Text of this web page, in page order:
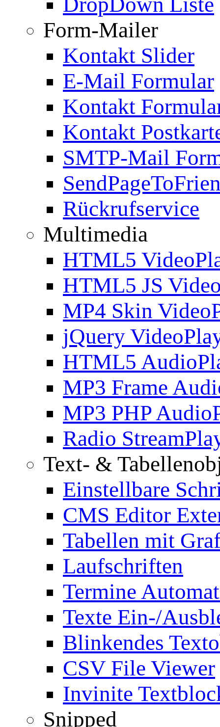
Form-Mailer
Kontakt Slider
E-Mail Formular
Kontakt
Kontakt
SMTP-Mail
Rückrufservice
Multimedia
HTML5
HTML5 JS
MP4 Skin
jQuery
HTML5
MP3 Frame
MP3 PHP
Radio
Text- &
Einstellbare
CMS Editor
Tabellen mit
Laufschriften
Termine
Texte Ein-/
Blinkendes
CSV File Viewer
Invinite
Snipped